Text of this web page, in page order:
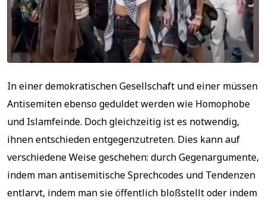
In einer demokratischen Gesellschaft und einer müssen
Antisemiten ebenso geduldet werden wie Homophobe
und Islamfeinde. Doch gleichzeitig ist es notwendig,
ihnen entschieden entgegenzutreten. Dies kann auf
verschiedene Weise geschehen: durch Gegenargumente,
indem man antisemitische Sprechcodes und Tendenzen
entlarvt, indem man sie öffentlich bloßstellt oder indem